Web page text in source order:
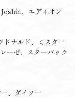
、エディオン
ドナルド、ミスター
ーゼ、スターバック
、ダイソー